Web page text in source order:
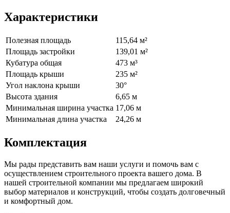
Характеристики
Полезная площадь
115,64 м²
Площадь застройки
139,01 м²
Кубатура общая
473 м³
Площадь крыши
235 м²
Угол наклона крыши
30°
Высота здания
6,65 м
Минимальная ширина участка 17,06 м
Минимальная длина участка
24,26 м
Комплектация
Мы рады представить вам наши услуги и помочь вам с
осуществлением строительного проекта вашего дома. В
нашей строительной компании мы предлагаем широкий
выбор материалов и конструкций, чтобы создать долговечный
и комфортный дом.